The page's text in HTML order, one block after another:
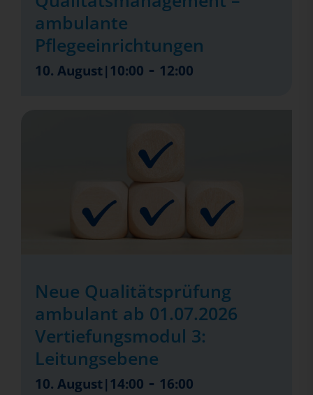
ambulante
Pflegeeinrichtungen
10. August|10:00 - 12:00
Neue Qualitätsprüfung
ambulant ab 01.07.2026
Vertiefungsmodul 3:
Leitungsebene
10. August|14:00 - 16:00